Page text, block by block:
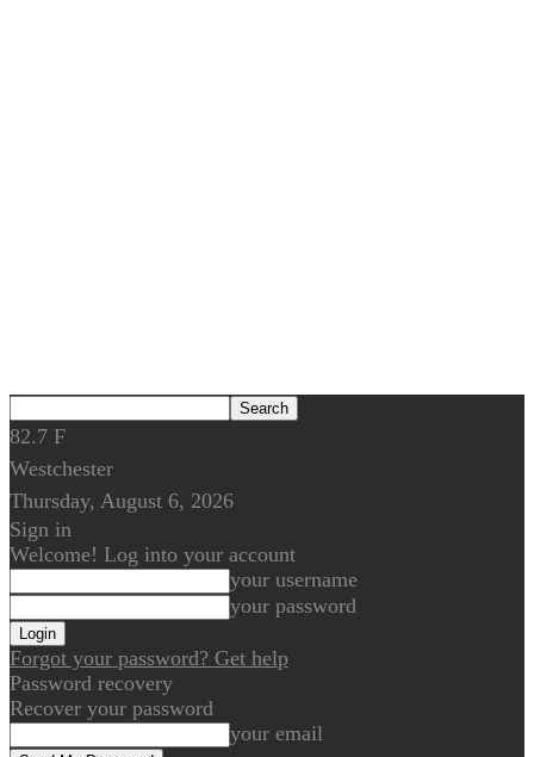
82.7 F
Westchester
Thursday, August 6, 2026
Sign in
Welcome! Log into your account
your username
your password
Forgot your password? Get help
Password recovery
Recover your password
your email